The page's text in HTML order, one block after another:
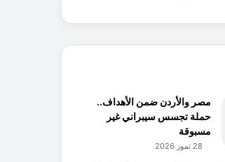
مصر والأردن ضمن الأهداف..
حملة تجسس سيبراني غير
مسبوقة
28 تموز 2026